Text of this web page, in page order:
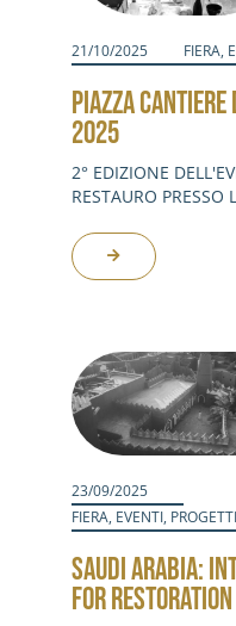
21/10/2025 FIERA,
PIAZZA CANTIERE
2025
2° EDIZIONE
RESTAURO PRESSO
23/09/2025
FIERA, EVENTI,
SAUDI ARABIA:
FOR RESTORATION